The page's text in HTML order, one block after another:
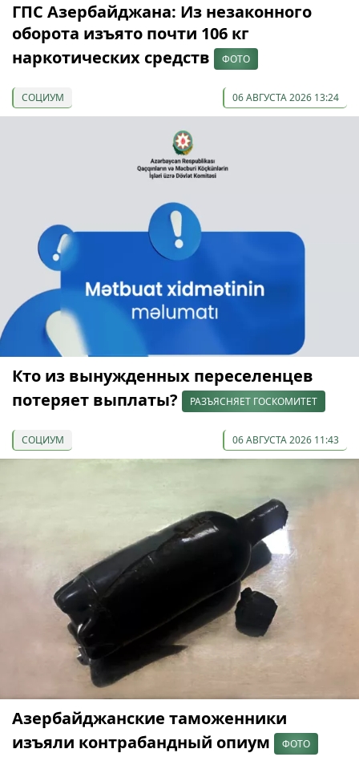
ГПС Азербайджана: Из незаконного
оборота изъято почти 106 кг
наркотических средств
ФОТО
СОЦИУМ 06 АВГУСТА 2026 13:24
Кто из вынужденных переселенцев
потеряет выплаты?
РАЗЪЯСНЯЕТ ГОСКОМИТЕТ
СОЦИУМ 06 АВГУСТА 2026 11:43
Азербайджанские таможенники
изъяли контрабандный опиум
ФОТО